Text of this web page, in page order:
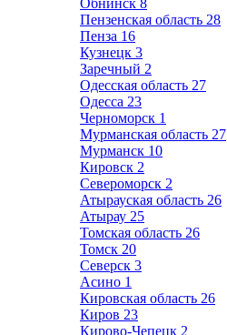
Обнинск 8
Пензенская область 28
Пенза 16
Кузнецк 3
Заречный 2
Одесская область 27
Одесса 23
Черноморск 1
Мурманская область 27
Мурманск 10
Кировск 2
Североморск 2
Атырауская область 26
Атырау 25
Томская область 26
Томск 20
Северск 3
Асино 1
Кировская область 26
Киров 23
Кирово-Чепецк 2